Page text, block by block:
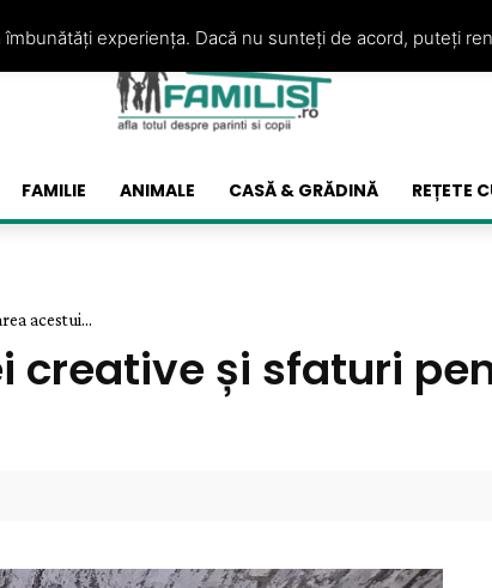
FAMILIE ANIMALE CASĂ & GRĂDINĂ REȚETE
acestui...
creative și sfaturi
experiența. Dacă nu sunteți de acord, puteți